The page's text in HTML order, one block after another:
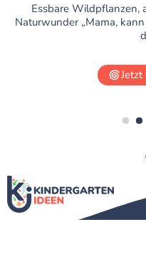
Essbare Wildpflanzen,
Naturwunder „Mama,
4 5